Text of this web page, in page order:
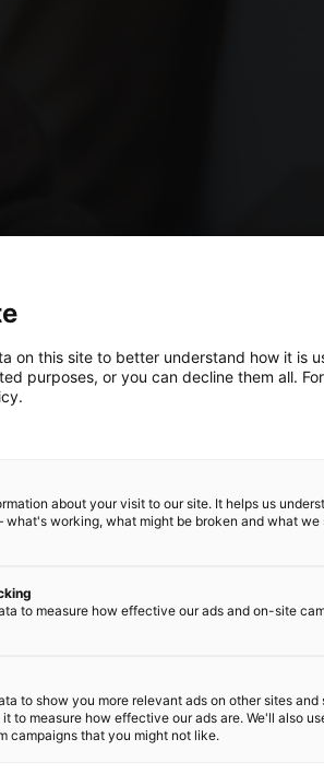
on this site to better understand how it is
purposes, or you can decline them all.
about your visit to our site. It helps us
what's working, what might be broken and what we
to measure how effective our ads and on-site
to show you more relevant ads on other sites and
it to measure how effective our ads are. We'll also
campaigns that you might not like.